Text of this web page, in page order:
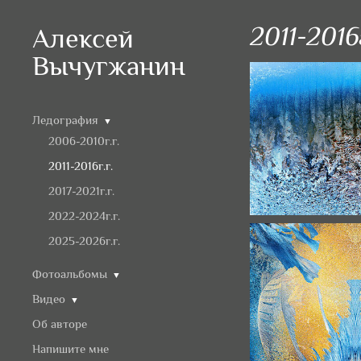
Алексей
Вычугжанин
Ледография ▼
2006-2010г.г.
2011-2016г.г.
2017-2021г.г.
2022-2024г.г.
2025-2026г.г.
Фотоальбомы ▼
Видео ▼
Об авторе
Напишите мне
2011-